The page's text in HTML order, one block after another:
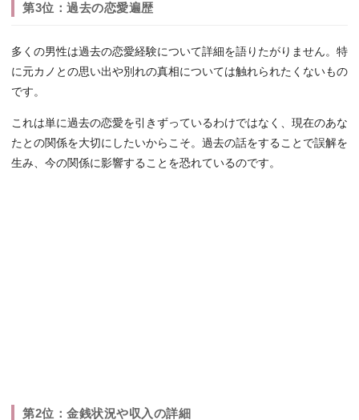
第3位：過去の恋愛遍歴
多くの男性は過去の恋愛経験について詳細を語りたがりません。特
に元カノとの思い出や別れの真相については触れられたくないもの
です。
これは単に過去の恋愛を引きずっているわけではなく、現在のあな
たとの関係を大切にしたいからこそ。過去の話をすることで誤解を
生み、今の関係に影響することを恐れているのです。
第2位：金銭状況や収入の詳細